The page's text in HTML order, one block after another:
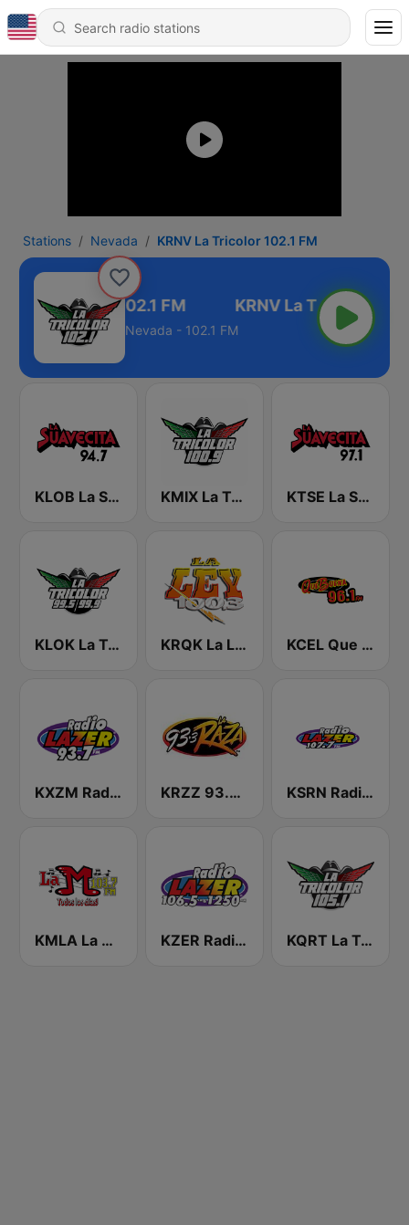
Stations Nevada KRNV La Tricolor 102.1 FM
La Tricolor 102.1 FM
Nevada - 102.1 FM
KLOB La Suavecita 94.7 FM KMIX La Tricolor 100.9 FM KTSE La Suavecita 97.1 FM
KLOK La Tricolor 99.5 FM KRQK La Ley 100.3 FM KCEL Que Buena 96.1 FM
KXZM Radio Lazer 93.7 FM KRZZ 93.3 La Raza FM KSRN Radio Lazer 107.7 FM
KMLA La M 103.7 FM KZER Radio Lazer 106.5 FM y 1250 AM KQRT La Tricolor 105.1 FM